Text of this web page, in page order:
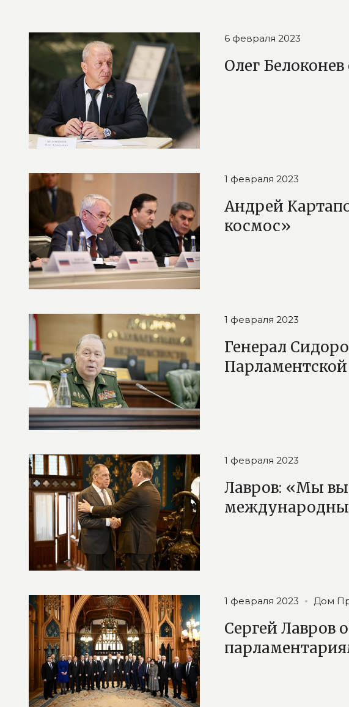
6 февраля 2023
Олег
1 февраля 2023
Андрей
космос»
1 февраля 2023
Генерал
1 февраля 2023
Лавров: «Мы
1 февраля 2023 Дом
Сергей Лавров